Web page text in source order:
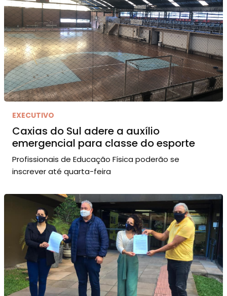
EXECUTIVO
Caxias do Sul adere a auxílio
emergencial para classe do esporte
Profissionais de Educação Física poderão se
inscrever até quarta-feira